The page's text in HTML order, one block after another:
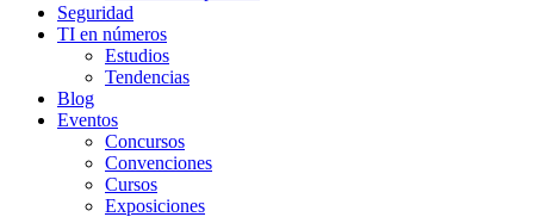
Seguridad
TI en números
Estudios
Tendencias
Blog
Eventos
Concursos
Convenciones
Cursos
Exposiciones